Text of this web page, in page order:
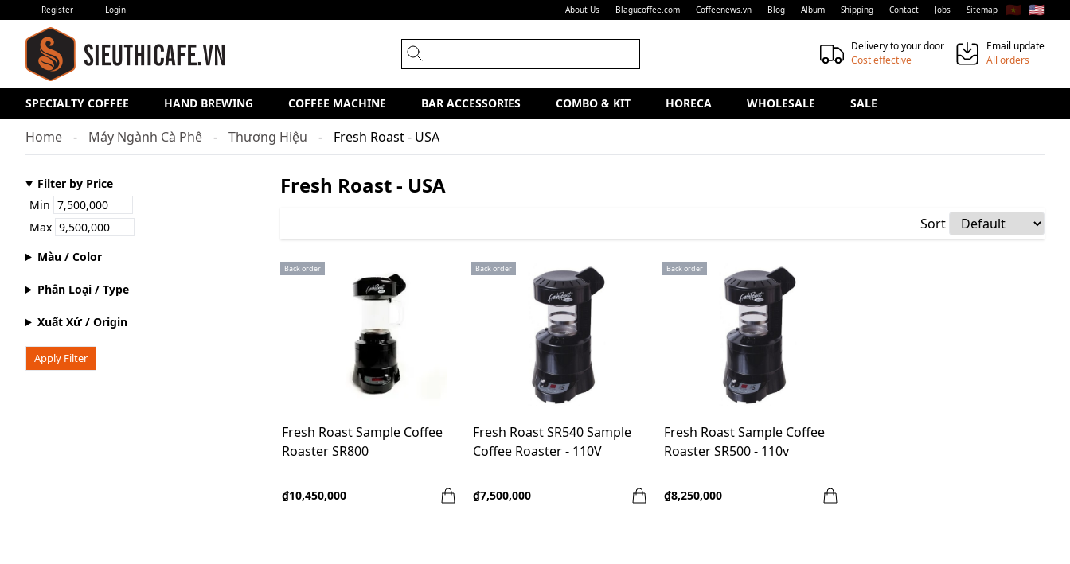
Register Login About Us Blagucoffee.com Coffeenews.vn Blog Album Shipping Contact Jobs Sitemap 🇻🇳 🇺🇸
Delivery to your door
Cost effective
Email update
All orders
SPECIALTY COFFEE HAND BREWING COFFEE MACHINE BAR ACCESSORIES COMBO & KIT HORECA WHOLESALE SALE
Home Máy Ngành Cà Phê Thương Hiệu Fresh Roast - USA
Filter by Price
Min
Max
Màu / Color
Phân Loại / Type
Xuất Xứ / Origin
Apply Filter
Fresh Roast - USA
Sort
Back order
Fresh Roast Sample Coffee
Roaster SR800
₫10,450,000
Back order
Fresh Roast SR540 Sample
Coffee Roaster - 110V
₫7,500,000
Back order
Fresh Roast Sample Coffee
Roaster SR500 - 110v
₫8,250,000